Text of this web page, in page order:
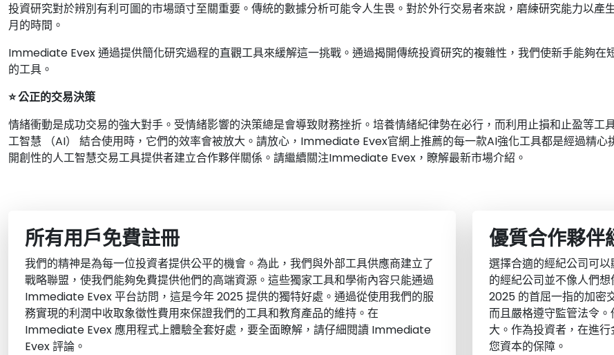
投資研究對於辨別有利可圖的市場頭寸至關重要。傳統的數據分析可能令人生畏。對於外行交易者來說，磨練研究能力以產
月的時間。
Immediate Evex 通過提供簡化研究過程的直觀工具來緩解這一挑戰。通過揭開傳統投資研究的複雜性，我們使新手能夠在
的工具。
⭐ 公正的交易決策
情緒衝動是成功交易的強大對手。受情緒影響的決策總是會導致財務挫折。培養情緒紀律勢在必行，而利用止損和止盈等工
工智慧 （AI） 結合使用時，它們的效率會被放大。請放心，Immediate Evex官網上推薦的每一款AI強化工具都是經過精心
開創性的人工智慧交易工具提供者建立合作夥伴關係。請繼續關注Immediate Evex，瞭解最新市場介紹。
所有用戶免費註冊
我們的精神是為每一位投資者提供公平的機會。為此，我們與外部工具供應商建立了
戰略聯盟，使我們能夠免費提供他們的高端資源。這些獨家工具和學術內容只能通過
Immediate Evex 平台訪問，這是今年 2025 提供的獨特好處。通過從使用我們的服
務實現的利潤中收取象徵性費用來保證我們的工具和教育產品的維持。在
Immediate Evex 應用程式上體驗全套好處，要全面瞭解，請仔細閱讀 Immediate
Evex 評論。
優質合作夥伴
選擇合適的經紀公司可
的經紀公司並不像人們
2025 的首屈一指的加密
而且嚴格遵守監管法令
大。作為投資者，在進
您資本的保障。